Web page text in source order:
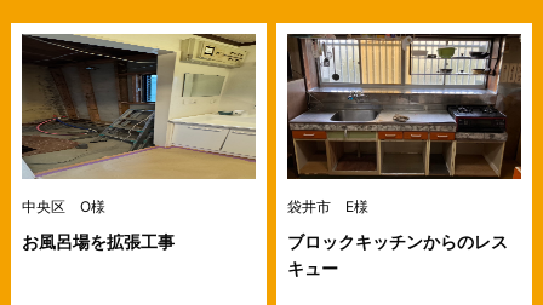
中央区 O様
お風呂場を拡張工事
袋井市 E様
ブロックキッチンからのレス
キュー